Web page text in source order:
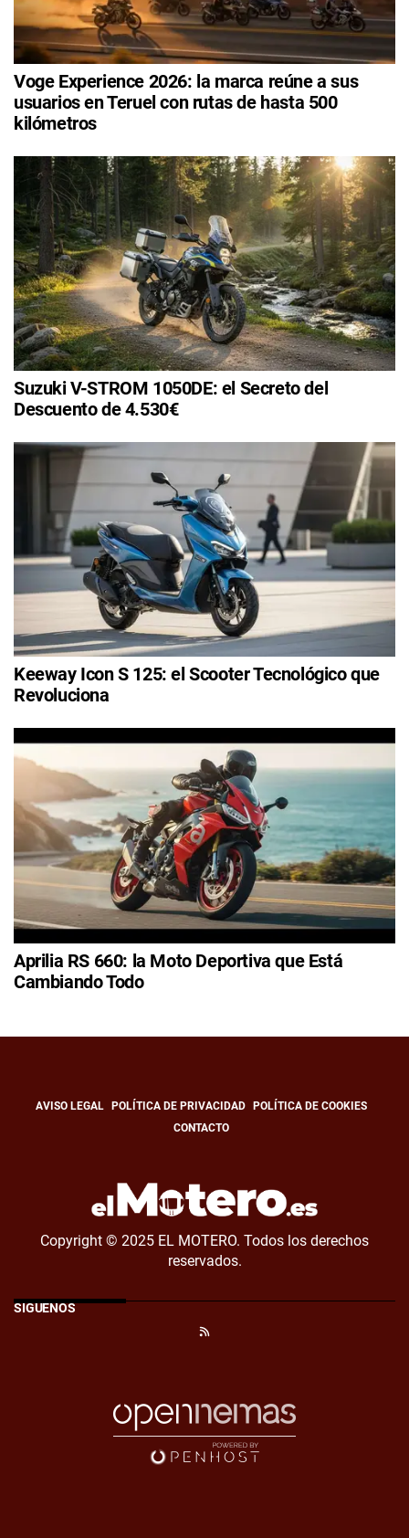
Voge Experience 2026: la marca reúne a sus
usuarios en Teruel con rutas de hasta 500
kilómetros
Suzuki V-STROM 1050DE: el Secreto del
Descuento de 4.530€
Keeway Icon S 125: el Scooter Tecnológico que
Revoluciona
Aprilia RS 660: la Moto Deportiva que Está
Cambiando Todo
AVISO LEGAL POLÍTICA DE PRIVACIDAD
POLÍTICA DE COOKIES
CONTACTO
Copyright © 2025 EL MOTERO. Todos los derechos
reservados.
SÍGUENOS